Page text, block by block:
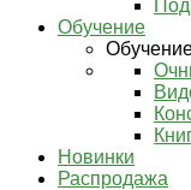
Обучение
Новинки
Распродажа